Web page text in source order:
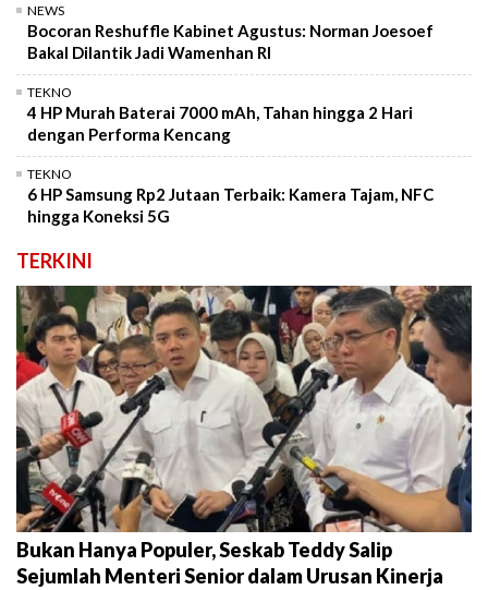
NEWS
Bocoran Reshuffle Kabinet Agustus: Norman Joesoef
Bakal Dilantik Jadi Wamenhan RI
TEKNO
4 HP Murah Baterai 7000 mAh, Tahan hingga 2 Hari
dengan Performa Kencang
TEKNO
6 HP Samsung Rp2 Jutaan Terbaik: Kamera Tajam, NFC
hingga Koneksi 5G
TERKINI
Bukan Hanya Populer, Seskab Teddy Salip
Sejumlah Menteri Senior dalam Urusan Kinerja